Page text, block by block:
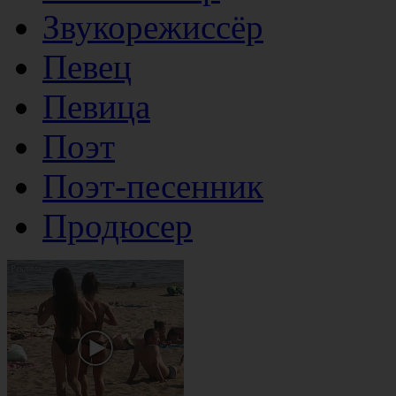
Звукорежиссёр
Певец
Певица
Поэт
Поэт-песенник
Продюсер